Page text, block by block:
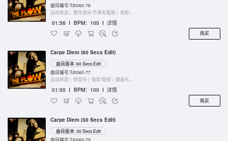
曲目编号:TJ0060-76
运动状态 | 都市音乐/节奏布鲁斯 | 电影/电视 |
01:56 I BPM：100 I 详情
购买
Carpe Diem (60 Secs Edit)
曲目版本: 60 Secs Edit
曲目编号:TJ0060-77
运动状态 | 轻音乐 | 电影/电视 | 键盘乐器
01:00 I BPM：100 I 详情
购买
Carpe Diem (30 Secs Edit)
曲目版本: 30 Secs Edit
曲目编号:TJ0060-79